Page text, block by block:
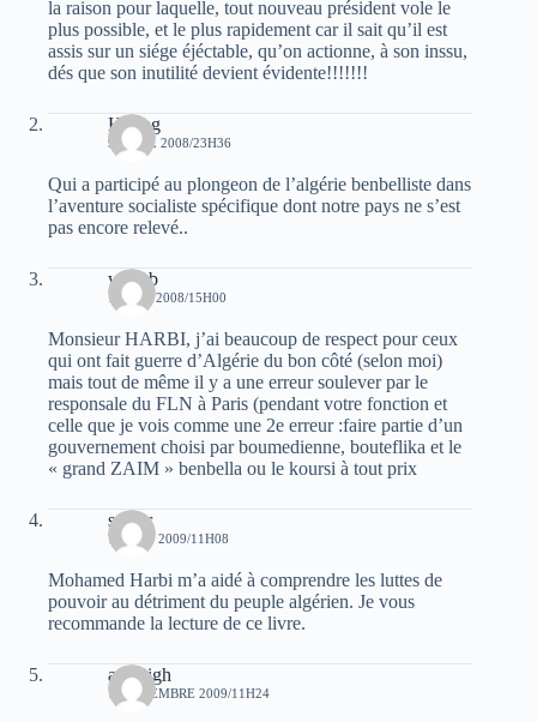
la raison pour laquelle, tout nouveau président vole le
plus possible, et le plus rapidement car il sait qu’il est
assis sur un siége éjéctable, qu’on actionne, à son inssu,
dés que son inutilité devient évidente!!!!!!!
Harrag
9 AVRIL 2008/23H36
Qui a participé au plongeon de l’algérie benbelliste dans
l’aventure socialiste spécifique dont notre pays ne s’est
pas encore relevé..
wahab
12 MAI 2008/15H00
Monsieur HARBI, j’ai beaucoup de respect pour ceux
qui ont fait guerre d’Algérie du bon côté (selon moi)
mais tout de même il y a une erreur soulever par le
responsale du FLN à Paris (pendant votre fonction et
celle que je vois comme une 2e erreur :faire partie d’un
gouvernement choisi par boumedienne, bouteflika et le
« grand ZAIM » benbella ou le koursi à tout prix
sercer
7 AOÛT 2009/11H08
Mohamed Harbi m’a aidé à comprendre les luttes de
pouvoir au détriment du peuple algérien. Je vous
recommande la lecture de ce livre.
amazigh
1 SEPTEMBRE 2009/11H24